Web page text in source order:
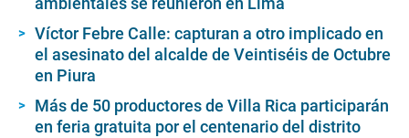
Víctor Febre Calle: capturan a otro implicado en
el asesinato del alcalde de Veintiséis de Octubre
en Piura
Más de 50 productores de Villa Rica participarán
en feria gratuita por el centenario del distrito